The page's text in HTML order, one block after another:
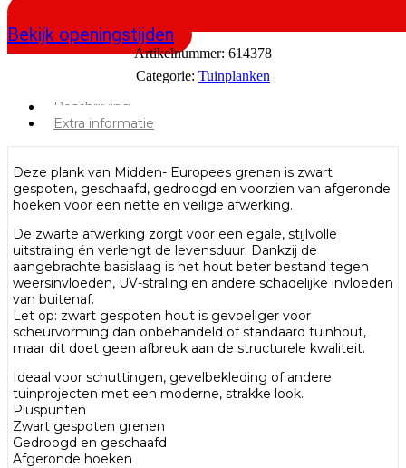
Bekijk openingstijden
Artikelnummer: 614378
Categorie: Tuinplanken
Beschrijving
Extra informatie
Deze plank van Midden- Europees grenen is zwart
gespoten, geschaafd, gedroogd en voorzien van afgeronde
hoeken voor een nette en veilige afwerking.
De zwarte afwerking zorgt voor een egale, stijlvolle
uitstraling én verlengt de levensduur. Dankzij de
aangebrachte basislaag is het hout beter bestand tegen
weersinvloeden, UV-straling en andere schadelijke invloeden
van buitenaf.
Let op: zwart gespoten hout is gevoeliger voor
scheurvorming dan onbehandeld of standaard tuinhout,
maar dit doet geen afbreuk aan de structurele kwaliteit.
Ideaal voor schuttingen, gevelbekleding of andere
tuinprojecten met een moderne, strakke look.
Pluspunten
Zwart gespoten grenen
Gedroogd en geschaafd
Afgeronde hoeken